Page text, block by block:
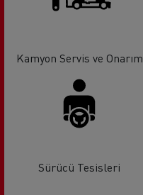
Kamyon Servis ve Onarım
Sürücü Tesisleri